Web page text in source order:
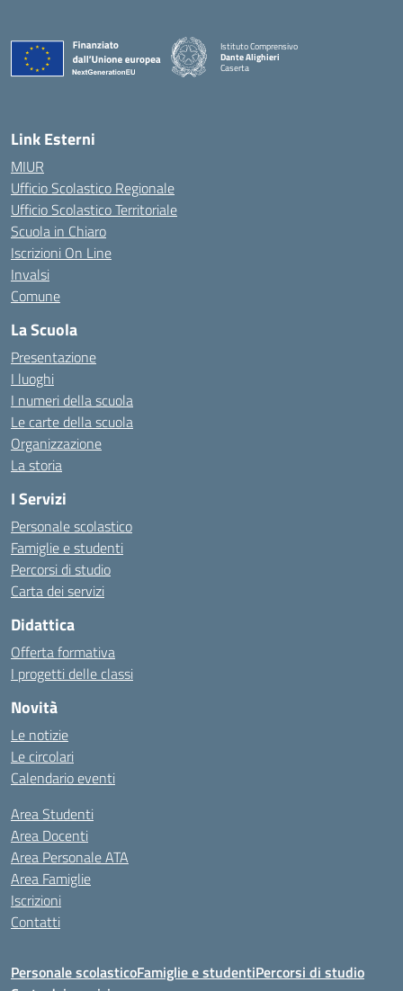
Istituto Comprensivo
Dante Alighieri
Caserta
Link Esterni
MIUR
Ufficio Scolastico Regionale
Ufficio Scolastico Territoriale
Scuola in Chiaro
Iscrizioni On Line
Invalsi
Comune
La Scuola
Presentazione
I luoghi
I numeri della scuola
Le carte della scuola
Organizzazione
La storia
I Servizi
Personale scolastico
Famiglie e studenti
Percorsi di studio
Carta dei servizi
Didattica
Offerta formativa
I progetti delle classi
Novità
Le notizie
Le circolari
Calendario eventi
Area Studenti
Area Docenti
Area Personale ATA
Area Famiglie
Iscrizioni
Contatti
Personale scolasticoFamiglie e studentiPercorsi di studio